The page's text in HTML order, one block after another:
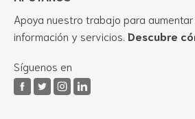
Apoya nuestro trabajo para
información y servicios. Descubre
Síguenos en